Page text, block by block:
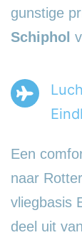
gunstige
Schiphol
Een
naar
vliegbasis
deel uit